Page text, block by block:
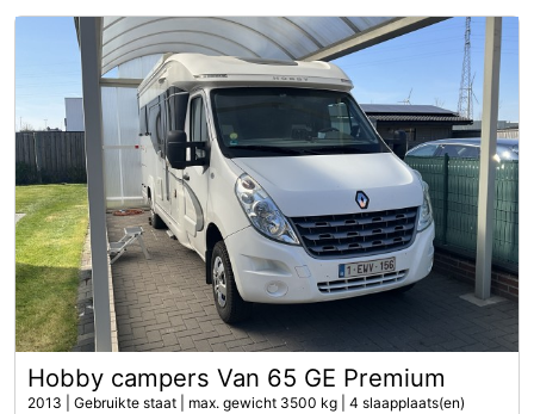
Hobby campers Van 65 GE Premium
2013 | Gebruikte staat | max. gewicht 3500 kg | 4 slaapplaats(en)